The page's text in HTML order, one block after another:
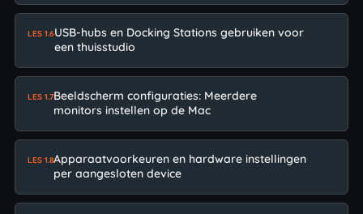
LES 1.6USB-hubs en Docking Stations gebruiken voor
een thuisstudio
LES 1.7Beeldscherm configuraties: Meerdere
monitors instellen op de Mac
LES 1.8Apparaatvoorkeuren en hardware instellingen
per aangesloten device